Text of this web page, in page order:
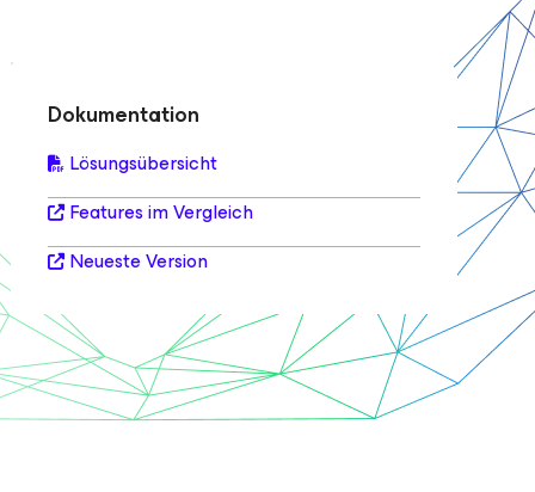
Dokumentation
Lösungsübersicht
Features im Vergleich
Neueste Version